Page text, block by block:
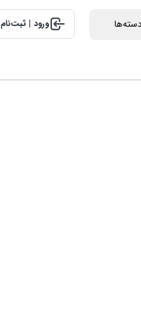
ورود | ثبت‌نام